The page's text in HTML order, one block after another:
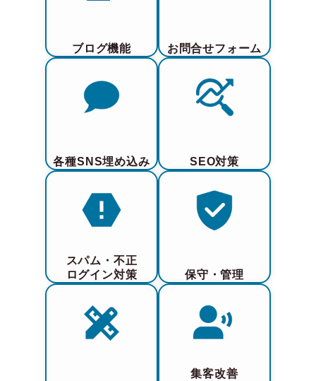
ブログ機能 お問合せフォーム
各種SNS埋め込み SEO対策
スパム・不正
ログイン対策
保守・管理
集客改善